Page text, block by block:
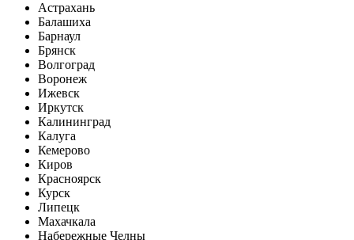
Астрахань
Балашиха
Барнаул
Брянск
Волгоград
Воронеж
Ижевск
Иркутск
Калининград
Калуга
Кемерово
Киров
Красноярск
Курск
Липецк
Махачкала
Набережные Челны